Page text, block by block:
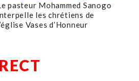
pasteur Mohammed Sanogo
les chrétiens de
Vases d’Honneur